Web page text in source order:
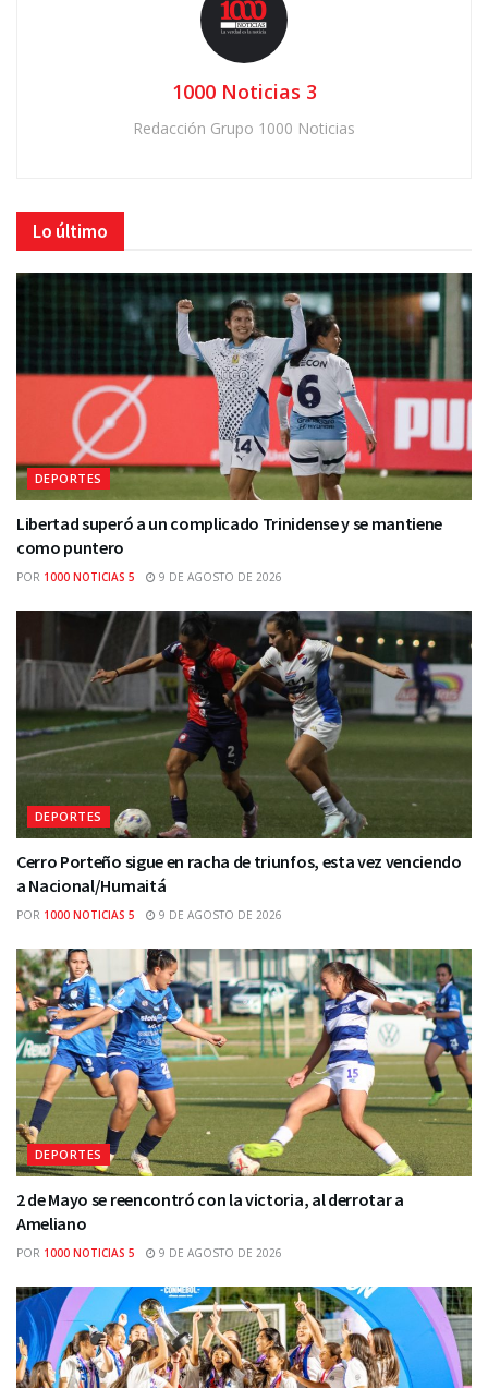
1000 Noticias 3
Redacción Grupo 1000 Noticias
Lo último
DEPORTES
Libertad superó a un complicado Trinidense y se mantiene
como puntero
POR 1000 NOTICIAS 5 9 DE AGOSTO DE 2026
DEPORTES
Cerro Porteño sigue en racha de triunfos, esta vez venciendo
a Nacional/Humaitá
POR 1000 NOTICIAS 5 9 DE AGOSTO DE 2026
DEPORTES
2 de Mayo se reencontró con la victoria, al derrotar a
Ameliano
POR 1000 NOTICIAS 5 9 DE AGOSTO DE 2026